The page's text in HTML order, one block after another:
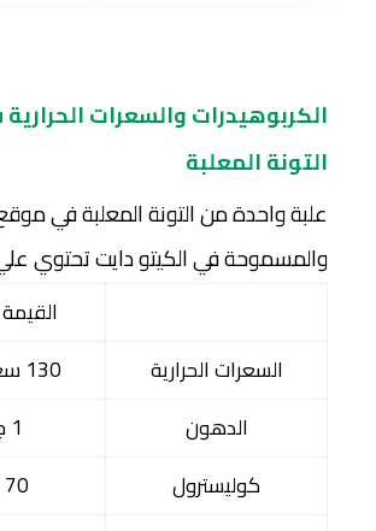
الكربوهيدرات والسعرات
التونة المعلبة
علبة واحدة من التونة المعلبة في
والمسموحة في الكيتو دايت تحتوي
السعرات الحرارية
130 سعر حراري.
الدهون
1 جرام.
كوليسترول
70 جرام.